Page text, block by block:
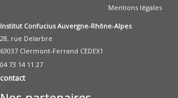
Mentions légales
Institut Confucius Auvergne-Rhône-Alpes
28, rue Delarbre
63037 Clermont-Ferrand CEDEX1
04 73 14 11 27
contact